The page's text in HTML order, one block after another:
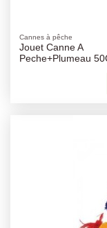
Cannes à pêche
Jouet Canne A
Peche+Plumeau